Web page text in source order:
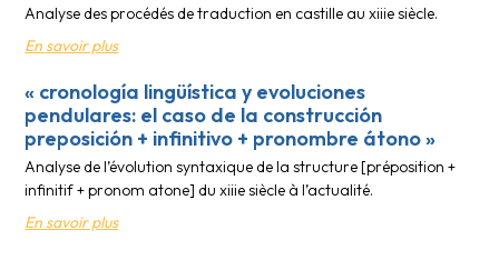
Analyse des procédés de traduction en castille au xiiie siècle.
En savoir plus
« cronología lingüística y evoluciones
pendulares: el caso de la construcción
preposición + infinitivo + pronombre átono »
Analyse de l’évolution syntaxique de la structure [préposition +
infinitif + pronom atone] du xiiie siècle à l’actualité.
En savoir plus